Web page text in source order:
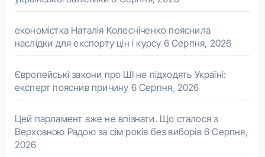
економістка Наталія Колесніченко пояснила
наслідки для експорту цін і курсу 6 Серпня, 2026
Європейські закони про ШІ не підходять Україні:
експерт пояснив причину 6 Серпня, 2026
Цей парламент вже не впізнати. Що сталося з
Верховною Радою за сім років без виборів 6 Серпня,
2026